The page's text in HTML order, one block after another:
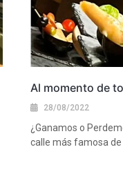
Al momento de
28/08/2022
¿Ganamos o
calle más famosa de